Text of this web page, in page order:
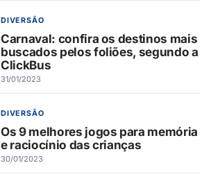
DIVERSÃO
Carnaval: confira os destinos mais
buscados pelos foliões, segundo a
ClickBus
31/01/2023
DIVERSÃO
Os 9 melhores jogos para memória
e raciocínio das crianças
30/01/2023